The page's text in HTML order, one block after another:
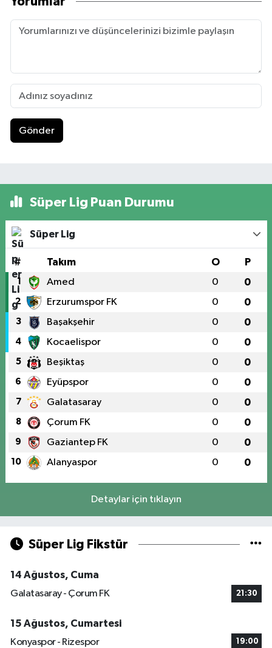
Gönder
Süper Lig Puan Durumu
Süper Lig
# Takım O P
1 Amed 0 0
2 Erzurumspor FK 0 0
3 Başakşehir 0 0
4 Kocaelispor 0 0
5 Beşiktaş 0 0
6 Eyüpspor 0 0
7 Galatasaray 0 0
8 Çorum FK 0 0
9 Gaziantep FK 0 0
10 Alanyaspor 0 0
Detaylar için tıklayın
Süper Lig Fikstür
14 Ağustos, Cuma
Galatasaray - Çorum FK
21:30
15 Ağustos, Cumartesi
Konyaspor - Rizespor
19:00